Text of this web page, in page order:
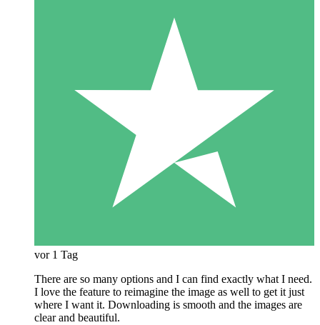
vor 1 Tag
There are so many options and I can find exactly what I need.
I love the feature to reimagine the image as well to get it just
where I want it. Downloading is smooth and the images are
clear and beautiful.